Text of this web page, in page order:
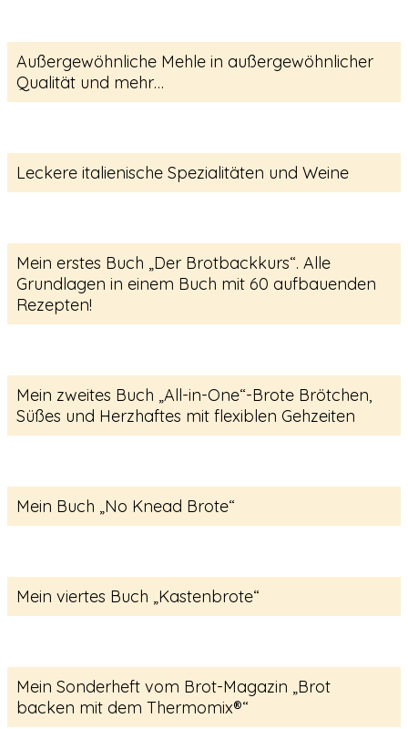
Außergewöhnliche Mehle in außergewöhnlicher
Qualität und mehr…
Leckere italienische Spezialitäten und Weine
Mein erstes Buch „Der Brotbackkurs“. Alle
Grundlagen in einem Buch mit 60 aufbauenden
Rezepten!
Mein zweites Buch „All-in-One“-Brote Brötchen,
Süßes und Herzhaftes mit flexiblen Gehzeiten
Mein Buch „No Knead Brote“
Mein viertes Buch „Kastenbrote“
Mein Sonderheft vom Brot-Magazin „Brot
backen mit dem Thermomix®“